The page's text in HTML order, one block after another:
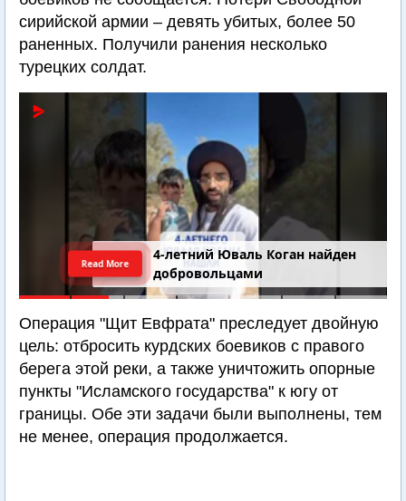
сирийской армии – девять убитых, более 50
раненных. Получили ранения несколько
турецких солдат.
4-летний Юваль Коган найден
добровольцами
Read More
Операция "Щит Евфрата" преследует двойную
цель: отбросить курдских боевиков с правого
берега этой реки, а также уничтожить опорные
пункты "Исламского государства" к югу от
границы. Обе эти задачи были выполнены, тем
не менее, операция продолжается.